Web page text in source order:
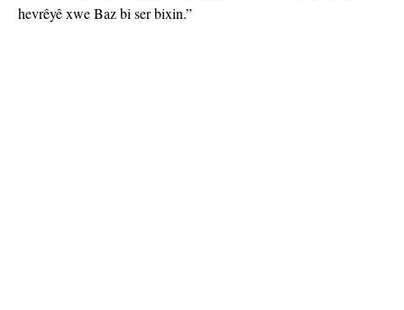
hevrêyê xwe Baz bi ser bixin.”